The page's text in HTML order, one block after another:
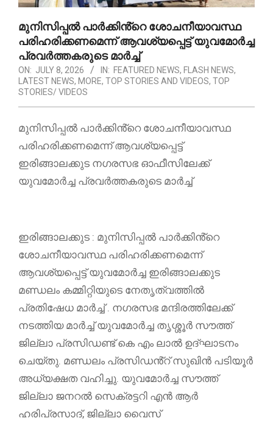
മുനിസിപ്പൽ പാർക്കിൻ്റെ ശോചനീയാവസ്ഥ
പരിഹരിക്കണമെന്ന് ആവശ്യപ്പെട്ട് യുവമോർച്ച
പ്രവർത്തകരുടെ മാർച്ച്
ON: JULY 8, 2026 IN: FEATURED NEWS, FLASH NEWS,
LATEST NEWS, MORE, TOP STORIES AND VIDEOS, TOP
STORIES/ VIDEOS
മുനിസിപ്പൽ പാർക്കിൻ്റെ ശോചനീയാവസ്ഥ
പരിഹരിക്കണമെന്ന് ആവശ്യപ്പെട്ട്
ഇരിങ്ങാലക്കുട നഗരസഭ ഓഫീസിലേക്ക്
യുവമോർച്ച പ്രവർത്തകരുടെ മാർച്ച്
ഇരിങ്ങാലക്കുട : മുനിസിപ്പൽ പാർക്കിൻ്റെ
ശോചനീയാവസ്ഥ പരിഹരിക്കണമെന്ന്
ആവശ്യപ്പെട്ട് യുവമോർച്ച ഇരിങ്ങാലക്കുട
മണ്ഡലം കമ്മിറ്റിയുടെ നേതൃത്വത്തിൽ
പ്രതിഷേധ മാർച്ച് . നഗരസഭ മന്ദിരത്തിലേക്ക്
നടത്തിയ മാർച്ച് യുവമോർച്ച തൃശ്ശൂർ സൗത്ത്
ജില്ലാ പ്രസിഡണ്ട് കെ എം ലാൽ ഉദ്ഘാടനം
ചെയ്തു. മണ്ഡലം പ്രസിഡൻ്റ് സുഖിൻ പടിയൂർ
അധ്യക്ഷത വഹിച്ചു. യുവമോർച്ച സൗത്ത്
ജില്ലാ ജനറൽ സെക്രട്ടറി എൻ ആർ
ഹരിപ്രസാദ്, ജില്ലാ വൈസ്